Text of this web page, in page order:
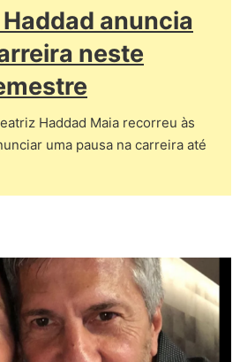
anuncia
neste
Haddad Maia recorreu às
uma pausa na carreira até